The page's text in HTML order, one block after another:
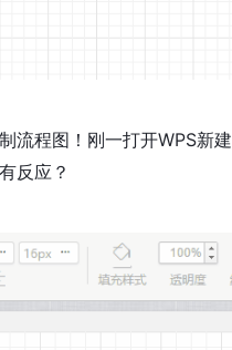
流程图！刚一打开WPS新建
反应？